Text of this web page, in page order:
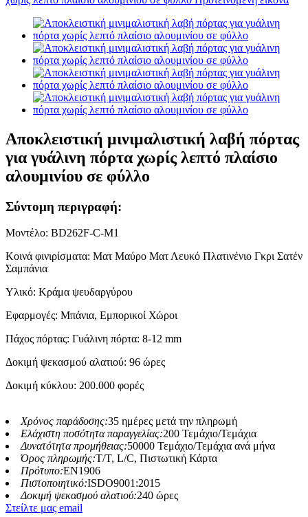
Αποκλειστική μινιμαλιστική λαβή πόρτας
για γυάλινη πόρτα χωρίς λεπτό πλαίσιο
αλουμινίου σε φύλλο
Σύντομη περιγραφή:
Μοντέλο: BD262F-C-M1
Κοινά φινιρίσματα: Ματ Μαύρο Ματ Λευκό Πλατινένιο Γκρι Σατέν
Σαμπάνια
Υλικό: Κράμα ψευδαργύρου
Εφαρμογές: Μπάνια, Εμπορικοί Χώροι
Πάχος πόρτας: Γυάλινη πόρτα: 8-12 mm
Δοκιμή ψεκασμού αλατιού: 96 ώρες
Δοκιμή κύκλου: 200.000 φορές
Χρόνος παράδοσης:35 ημέρες μετά την πληρωμή
Ελάχιστη ποσότητα παραγγελίας:200 Τεμάχιο/Τεμάχια
Δυνατότητα προμήθειας:50000 Τεμάχιο/Τεμάχια ανά μήνα
Όρος πληρωμής:T/T, L/C, Πιστωτική Κάρτα
Πρότυπο:EN1906
Πιστοποιητικό:ISDO9001:2015
Δοκιμή ψεκασμού αλατιού:240 ώρες
Στείλτε μας email